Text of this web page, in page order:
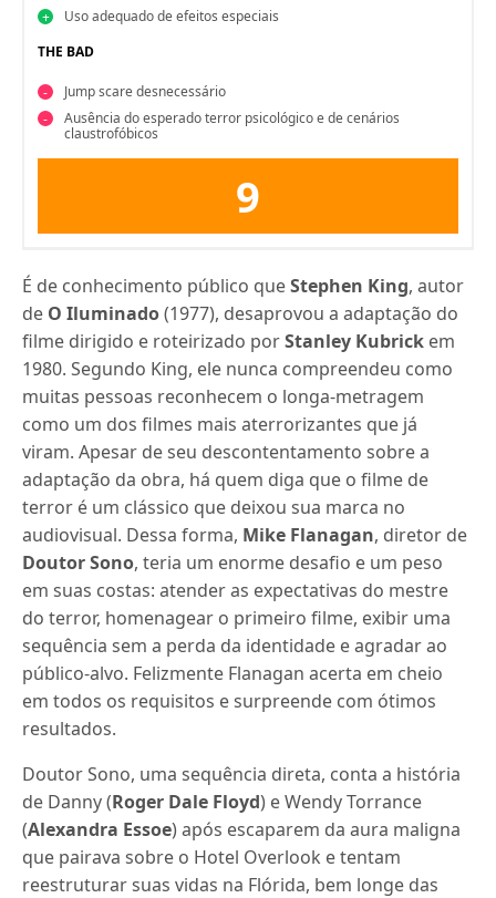
Uso adequado de efeitos especiais
THE BAD
Jump scare desnecessário
Ausência do esperado terror psicológico e de cenários
claustrofóbicos
9
É de conhecimento público queStephen King, autor
de O Iluminado(1977), desaprovou a adaptação do
filme dirigido e roteirizado porStanley Kubrick em
1980. Segundo King, ele nunca compreendeu como
muitas pessoas reconhecem o longa-metragem
como um dos filmes mais aterrorizantes que já
viram. Apesar de seu descontentamento sobre a
adaptação da obra, há quem diga que o filme de
terror é um clássico que deixou sua marca no
audiovisual. Dessa forma, Mike Flanagan, diretor de
Doutor Sono, teria um enorme desafio e um peso
em suas costas: atender as expectativas do mestre
do terror, homenagear o primeiro filme, exibir uma
sequência sem a perda da identidade e agradar ao
público-alvo. Felizmente Flanagan acerta em cheio
em todos os requisitos e surpreende com ótimos
resultados.
Doutor Sono, uma sequência direta, conta a história
de Danny (Roger Dale Floyd) e Wendy Torrance
(Alexandra Essoe) após escaparem da aura maligna
que pairava sobre o Hotel Overlook e tentam
reestruturar suas vidas na Flórida, bem longe das